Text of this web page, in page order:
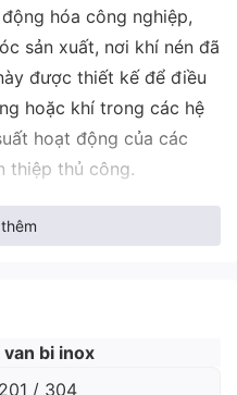
hóa công nghiệp,
sản xuất, nơi khí nén đã
được thiết kế để điều
hoặc khí trong các hệ
hoạt động của các
thiệp thủ công.
inox 316 (tuỳ theo
đến 16bar.
đến 200°C.
bi inox
/ 304